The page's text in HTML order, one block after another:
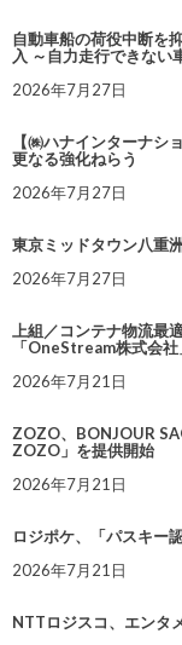
自動車船の荷役中断を
入 ～自力走行できない
2026年7月27日
【㈱ハナインターナ
更なる強化ねらう
2026年7月27日
東京ミッドタウン八重
2026年7月27日
上組／コンテナ物流最
「OneStream株式会
2026年7月21日
ZOZO、BONJOUR
ZOZO」を提供開始
2026年7月21日
ロジポケ、「パスキー
2026年7月21日
NTTロジスコ、エンタ